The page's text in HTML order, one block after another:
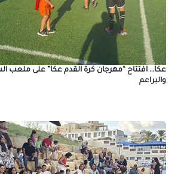
عكا… افتتاح “مهرجان كرة القدم عكا” على ملعب
والبراعم